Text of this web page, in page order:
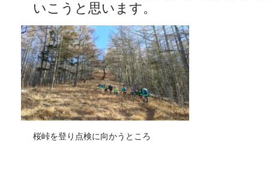
いこうと思います。
桜峠を登り点検に向かうところ